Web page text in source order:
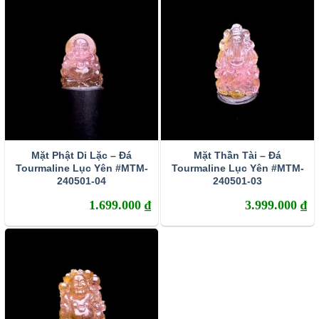
Trong suốt nhiều thế kỷ, những nền văn hoá khác nhau có
đức tin khác nhau với đá Tourmaline, dựa trên các màu
khác nhau đối với sức khỏe và tinh thần của người đeo.
Khoảng thế kỷ 18, giới nghệ sĩ vô cùng sủng ái đá
Tourmaline vì tin rằng nó mang lại sức mạnh sáng tạo.
Mặt Phật Di Lặc – Đá
Tourmaline Lục Yên #MTM-
240501-04
1.699.000 ₫
Mặt Thần Tài – Đá
Tourmaline Lục Yên #MTM-
240501-03
3.999.000 ₫